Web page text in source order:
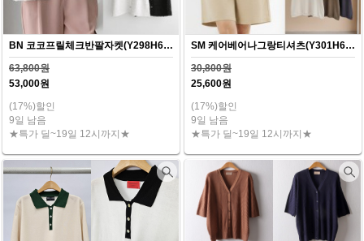
BN 코코프릴체크반팔자켓(Y298H607)
63,800원
53,000원
(17%)할인
9일 남음
★특가 딜~19일 12시까지★
SM 케어베어나그랑티셔츠(Y301H607)
30,800원
25,600원
(17%)할인
9일 남음
★특가 딜~19일 12시까지★